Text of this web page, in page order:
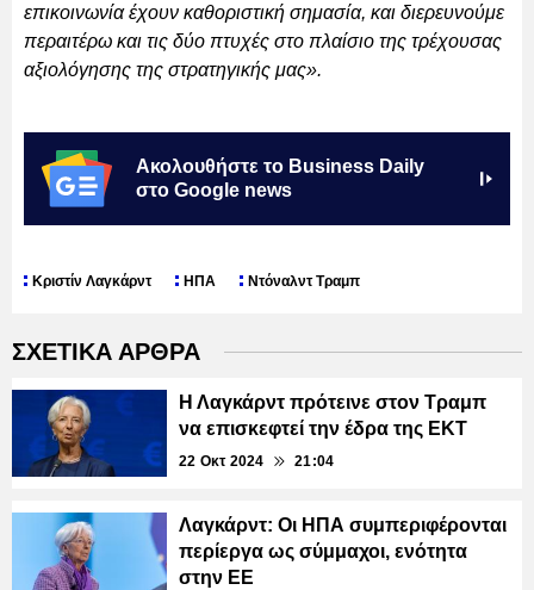
επικοινωνία έχουν καθοριστική σημασία, και διερευνούμε
περαιτέρω και τις δύο πτυχές στο πλαίσιο της τρέχουσας
αξιολόγησης της στρατηγικής μας».
Ακολουθήστε το Business Daily
στο Google news
Κριστίν Λαγκάρντ ΗΠΑ Ντόναλντ Τραμπ
ΣΧΕΤΙΚΑ ΑΡΘΡΑ
Η Λαγκάρντ πρότεινε στον Τραμπ
να επισκεφτεί την έδρα της ΕΚΤ
22 Οκτ 2024 21:04
Λαγκάρντ: Οι ΗΠΑ συμπεριφέρονται
περίεργα ως σύμμαχοι, ενότητα
στην ΕΕ